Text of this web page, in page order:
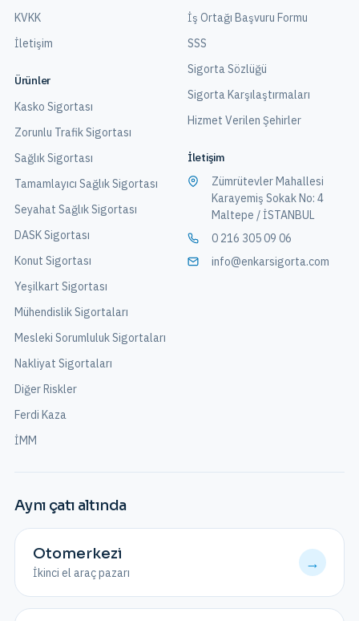
KVKK
İletişim
Ürünler
Kasko Sigortası
Zorunlu Trafik Sigortası
Sağlık Sigortası
Tamamlayıcı Sağlık Sigortası
Seyahat Sağlık Sigortası
DASK Sigortası
Konut Sigortası
Yeşilkart Sigortası
Mühendislik Sigortaları
Mesleki Sorumluluk Sigortaları
Nakliyat Sigortaları
Diğer Riskler
Ferdi Kaza
İMM
İş Ortağı Başvuru Formu
SSS
Sigorta Sözlüğü
Sigorta Karşılaştırmaları
Hizmet Verilen Şehirler
İletişim
Zümrütevler Mahallesi
Karayemiş Sokak No: 4
Maltepe / İSTANBUL
0 216 305 09 06
info@enkarsigorta.com
Aynı çatı altında
Otomerkezi
İkinci el araç pazarı
→